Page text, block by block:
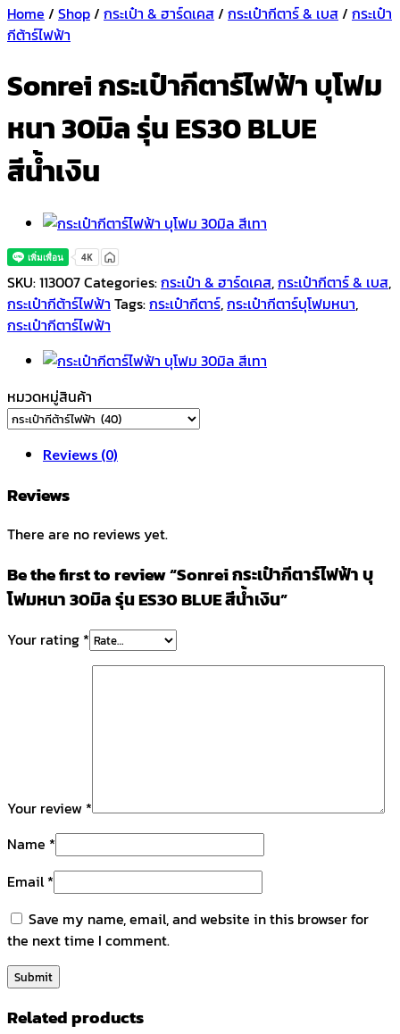
Home / Shop/ กระเป๋า & ฮาร์ดเคส/ กระเป๋ากีตาร์ & เบส/ กระเป๋า
กีต้าร์ไฟฟ้า
Sonrei กระเป๋ากีตาร์ไฟฟ้า บุโฟม
หนา 30มิล รุ่น ES30 BLUE
สีน้ำเงิน
SKU:113007Categories:กระเป๋า & ฮาร์ดเคส,กระเป๋ากีตาร์ & เบส,
กระเป๋ากีต้าร์ไฟฟ้า Tags:กระเป๋ากีตาร์,กระเป๋ากีตาร์บุโฟมหนา,
กระเป๋ากีตาร์ไฟฟ้า
หมวดหมู่สินค้า
Reviews (0)
Reviews
There are no reviews yet.
Be the first to review “Sonrei กระเป๋ากีตาร์ไฟฟ้า บุ
โฟมหนา 30มิล รุ่น ES30 BLUE สีน้ำเงิน”
Your rating *
Your review *
Name *
Email*
Save my name, email, and website in this browser for
the next time I comment.
Related products